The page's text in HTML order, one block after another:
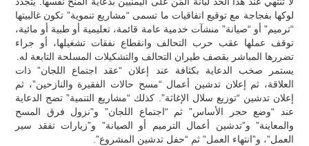
لوكها بفجاجة مع توقيع اتفاقيات ما تسمى “مشاريع تنموية” تكون غالبيتها
“ترميم” أو “صيانة” منشآت خدمية عامة قائمة، تعليمية أو طبية أو مائية،
توقف عملها عقب حرب التحالف وانقطاع نفقات تشغيلها، أو جراء
تضررها المباشر بقصف طيران التحالف والتشكيلات المسلحة التابعة له.
يستمر صخب الدعاية بكثافة عند إعلان “عقد اجتماع اللجان” ذات
العلاقة، ثم إعلان تدشين أعمال “مسح حالات الفقيرة والنازحين”، ثم
إعلان تدشين “توزيع سلال الإغاثة”. كذلك “مشاريع التنمية” تضج الدعاية
عند “وضع حجر الأساس” ثم “اجتماع اللجان” و”نزول فرق المسح
والمعاينة” و”تدشين أعمال الترميم أو الصيانة” و”زيارات تفقد سير
العمل”، و”انتهاء العمل” ثم “حفل تدشين المشروع”.